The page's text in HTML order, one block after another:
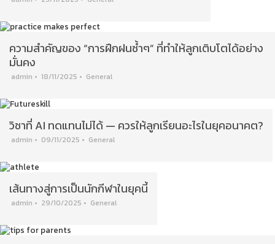
ความสำคัญของ “การฝึกฝนซ้ำๆ” ที่ทำให้ลูกเติบโตได้อย่าง
มั่นคง
admin • 18/11/2025 • General
วิชาที่ AI ทดแทนไม่ได้ — ควรให้ลูกเรียนอะไรในยุคอนาคต?
admin • 09/11/2025 • General
เส้นทางสู่การเป็นนักกีฬาในยุคนี้
admin • 29/10/2025 • General